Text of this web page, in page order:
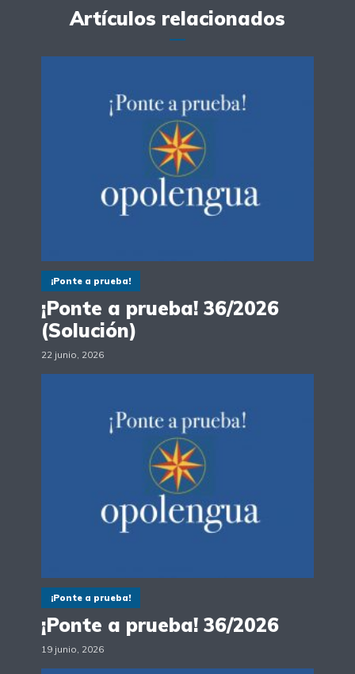
Artículos relacionados
¡Ponte a prueba!
¡Ponte a prueba! 36/2026
(Solución)
22 junio, 2026
¡Ponte a prueba!
¡Ponte a prueba! 36/2026
19 junio, 2026